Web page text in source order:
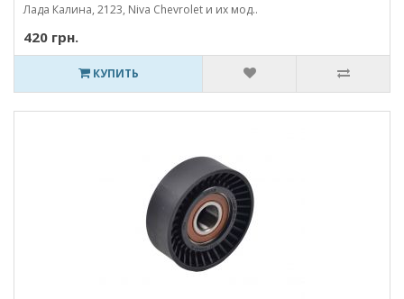
Лада Калина, 2123, Niva Chevrolet и их мод..
420 грн.
КУПИТЬ